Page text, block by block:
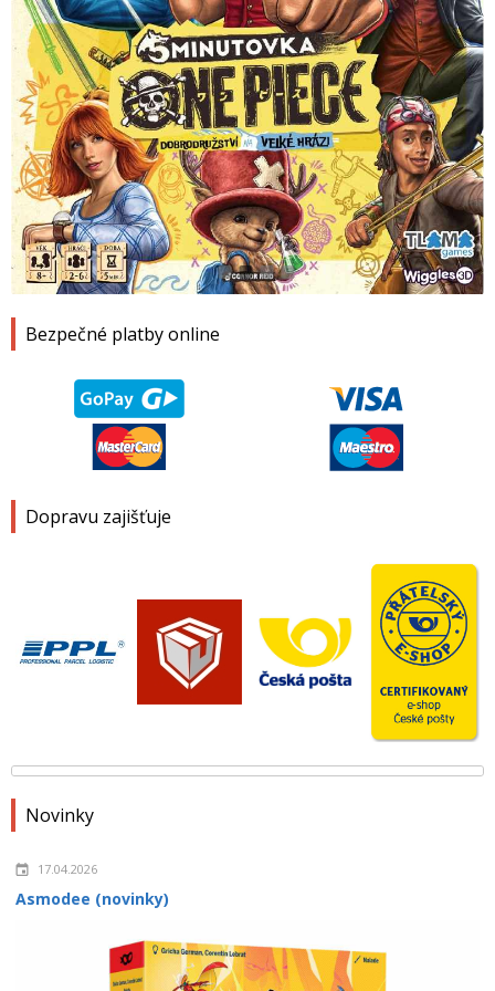
Bezpečné platby online
Dopravu zajišťuje
Novinky
17.04.2026
Asmodee (novinky)